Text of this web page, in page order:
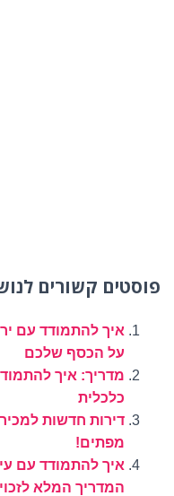
פוסטים קשורים
איך להתמודד עם
על הכסף שלכם
מדריך: איך
כלכלית
מפתים!
איך להתמודד עם
המדריך המלא